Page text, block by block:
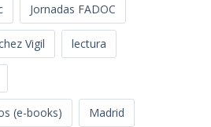
Jornadas FADOC
Vigil lectura
(e-books) Madrid